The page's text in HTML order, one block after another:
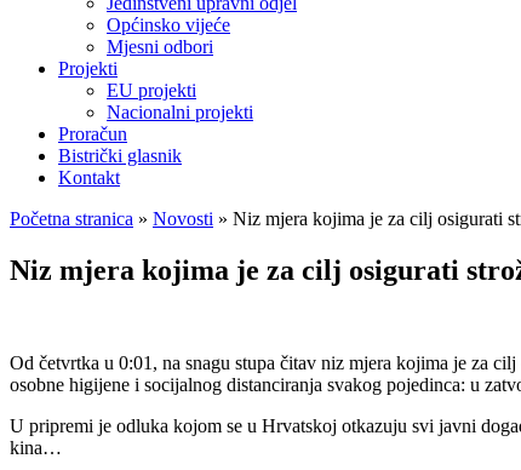
Općinsko vijeće
Mjesni odbori
Projekti
EU projekti
Nacionalni projekti
Proračun
Bistrički glasnik
Kontakt
Početna stranica » Novosti » Niz mjera kojima je za cilj osigurati
Niz mjera kojima je za cilj osigurati
Od četvrtka u 0:01, na snagu stupa čitav niz mjera kojima je za
osobne higijene i socijalnog distanciranja svakog pojedinca: u
U pripremi je odluka kojom se u Hrvatskoj otkazuju svi javni
kina…